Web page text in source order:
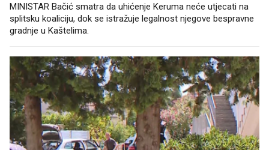
MINISTAR Bačić smatra da uhićenje Keruma neće utjecati na
splitsku koaliciju, dok se istražuje legalnost njegove bespravne
gradnje u Kaštelima.